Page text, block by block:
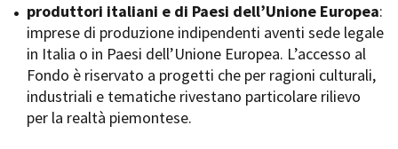
Piemonte Doc Film Fund
Short Film Fund
PRODUCTION GUIDE
Società di produzione
Strutture di servizio
Festa del Cinema di Roma
Torino Film Festival
David di Donatello
Nastri d’Argento
Premio Solinas
produttori italiani e di Paesi dell’Unione Europea:
imprese di produzione indipendenti aventi sede legale
in Italia o in Paesi dell’Unione Europea. L’accesso al
Fondo è riservato a progetti che per ragioni culturali,
industriali e tematiche rivestano particolare rilievo
per la realtà piemontese.